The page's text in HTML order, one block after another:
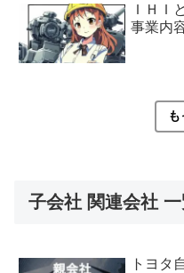
ＩＨＩ
事業内
も
子会社 関連会社
トヨタ